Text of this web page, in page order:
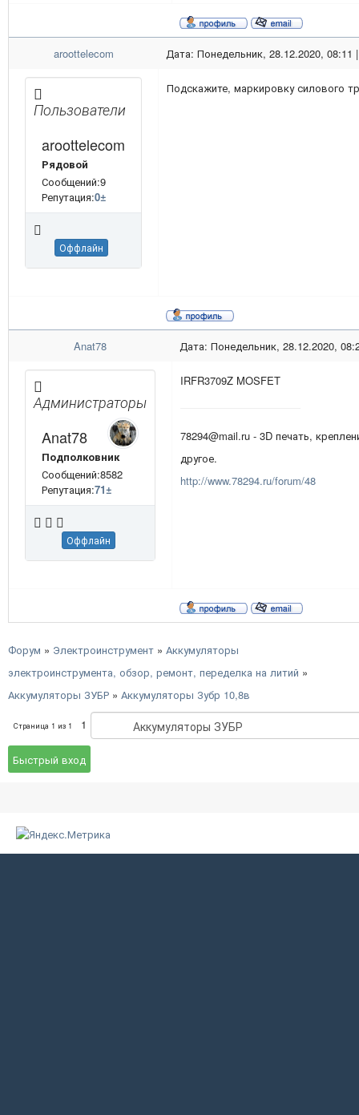
aroottelecom Дата: Понедельник, 28.12.2020,
Пользователи
aroottelecom
Рядовой
Сообщений:9
Репутация:0±
Оффлайн
Подскажите, маркировку силового
Anat78 Дата: Понедельник, 28.12.2020,
Администраторы
Anat78
Подполковник
Сообщений:8582
Репутация:71±
Оффлайн
IRFR3709Z MOSFET
78294@mail.ru - 3D печать,
другое.
http://www.78294.ru/forum/48
Форум » Электроинструмент » Аккумуляторы
электроинструмента, обзор, ремонт, переделка на литий »
Аккумуляторы ЗУБР » Аккумуляторы Зубр 10,8в
Страница 1 из 1 1